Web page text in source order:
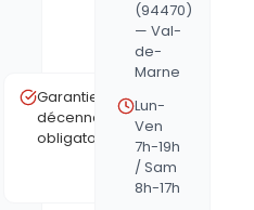
Garantie
décennale
obligatoire
(94470)
— Val-
de-
Marne
Lun-
Ven
7h-19h
/ Sam
8h-17h